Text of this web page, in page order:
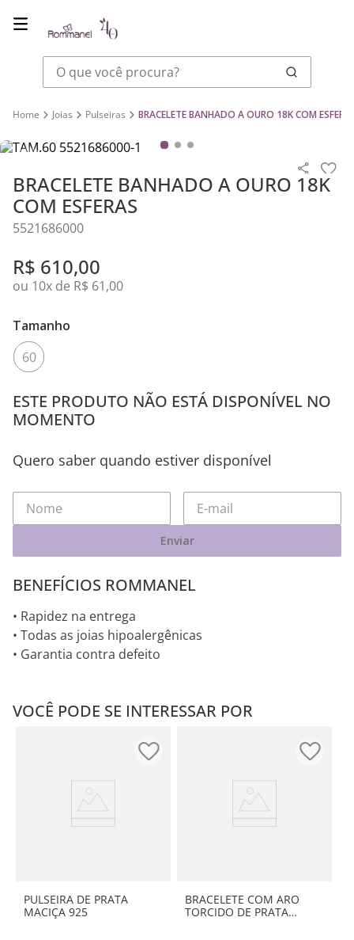
O que você procura?
Joias Pulseiras BRACELETE BANHADO A OURO 18K COM
BRACELETE BANHADO A OURO 18K
COM ESFERAS
5521686000
R$ 610,00
ou 10x de R$ 61,00
Tamanho
60
ESTE PRODUTO NÃO ESTÁ DISPONÍVEL NO
MOMENTO
Quero saber quando estiver disponível
Enviar
BENEFÍCIOS ROMMANEL
• Rapidez na entrega
• Todas as joias hipoalergênicas
• Garantia contra defeito
VOCÊ PODE SE INTERESSAR POR
PULSEIRA DE PRATA
MACIÇA 925
BRACELETE COM ARO
TORCIDO DE PRATA